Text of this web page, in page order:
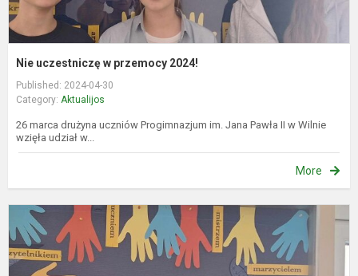
Nie uczestniczę w przemocy 2024!
Published: 2024-04-30
Category: Aktualijos
26 marca drużyna uczniów Progimnazjum im. Jana Pawła II w Wilnie
wzięła udział w...
More